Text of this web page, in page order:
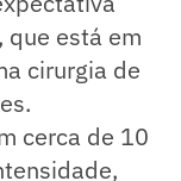
que está em
cirurgia de
cerca de 10